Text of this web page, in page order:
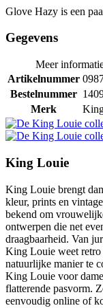
Glove Hazy is een
Gegevens
Meer
Artikelnummer
Bestelnummer
Merk
King Louie
King Louie brengt
kleur, prints en
bekend om
ontwerpen die net
draagbaarheid. Van
King Louie weet retro
natuurlijke manier te
King Louie voor
flatterende pasvorm.
eenvoudig online of